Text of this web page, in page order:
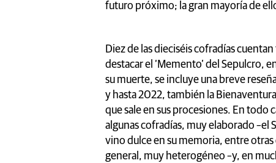
futuro próximo; la gran mayoría de
Diez de las dieciséis cofradías
destacar el ‘Memento’ del Sepulcro,
su muerte, se incluye una breve
y hasta 2022, también la
que sale en sus procesiones. En todo
algunas cofradías, muy elaborado –el
vino dulce en su memoria, entre
general, muy heterogéneo –y, en